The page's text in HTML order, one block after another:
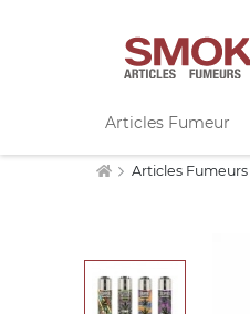
Articles Fumeur
Articles Fumeurs